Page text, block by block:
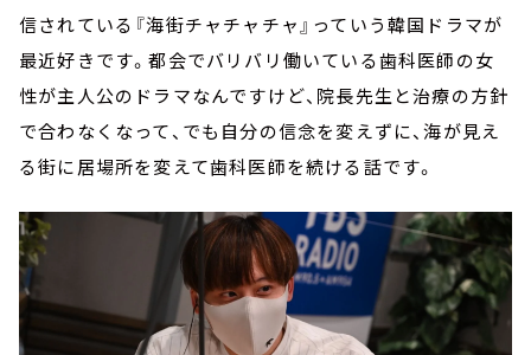
信されている『海街チャチャチャ』っていう韓国ドラマが
最近好きです。都会でバリバリ働いている歯科医師の女
性が主人公のドラマなんですけど、院長先生と治療の方針
で合わなくなって、でも自分の信念を変えずに、海が見え
る街に居場所を変えて歯科医師を続ける話です。